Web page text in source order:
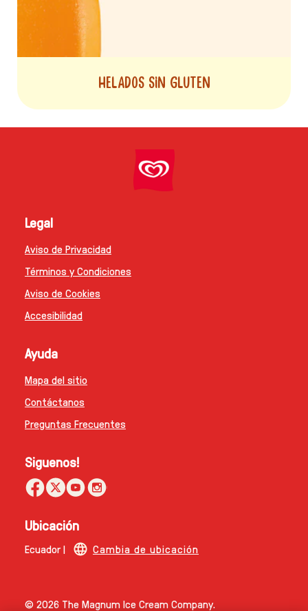
HELADOS SIN GLUTEN
Legal
Aviso de Privacidad
Preferencias de cookies
Términos y Condiciones
Aviso de Cookies
Ayuda
Mapa del sitio
Contáctanos
Siguenos!
Ubicación